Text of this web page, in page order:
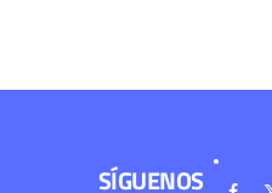
SÍGUENOS